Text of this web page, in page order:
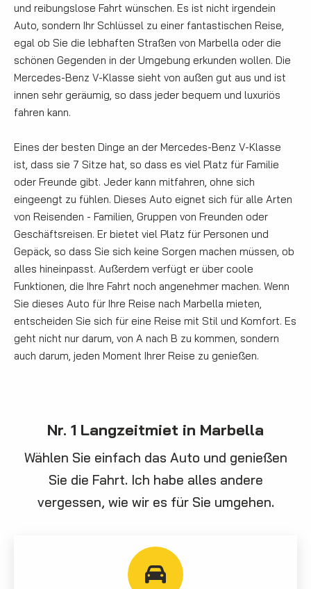
und reibungslose Fahrt wünschen. Es ist nicht irgendein
Auto, sondern Ihr Schlüssel zu einer fantastischen Reise,
egal ob Sie die lebhaften Straßen von Marbella oder die
schönen Gegenden in der Umgebung erkunden wollen. Die
Mercedes-Benz V-Klasse sieht von außen gut aus und ist
innen sehr geräumig, so dass jeder bequem und luxuriös
fahren kann.
Eines der besten Dinge an der Mercedes-Benz V-Klasse
ist, dass sie 7 Sitze hat, so dass es viel Platz für Familie
oder Freunde gibt. Jeder kann mitfahren, ohne sich
eingeengt zu fühlen. Dieses Auto eignet sich für alle Arten
von Reisenden - Familien, Gruppen von Freunden oder
Geschäftsreisen. Er bietet viel Platz für Personen und
Gepäck, so dass Sie sich keine Sorgen machen müssen, ob
alles hineinpasst. Außerdem verfügt er über coole
Funktionen, die Ihre Fahrt noch angenehmer machen. Wenn
Sie dieses Auto für Ihre Reise nach Marbella mieten,
entscheiden Sie sich für eine Reise mit Stil und Komfort. Es
geht nicht nur darum, von A nach B zu kommen, sondern
auch darum, jeden Moment Ihrer Reise zu genießen.
Nr. 1 Langzeitmiet in Marbella
Wählen Sie einfach das Auto und genießen
Sie die Fahrt. Ich habe alles andere
vergessen, wie wir es für Sie umgehen.